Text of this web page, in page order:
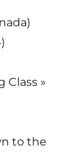
Class »
to the